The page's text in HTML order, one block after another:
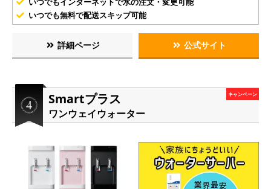
いつでも無料で配送スキップ可能
詳細ページ 公式サイト
Smartプラス
ワンウェイウォーター
キャンペーン